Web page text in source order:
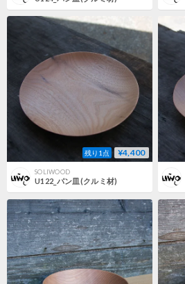
残り1点 ¥4,400
SOLIWOOD
U122_パン皿(クルミ材)